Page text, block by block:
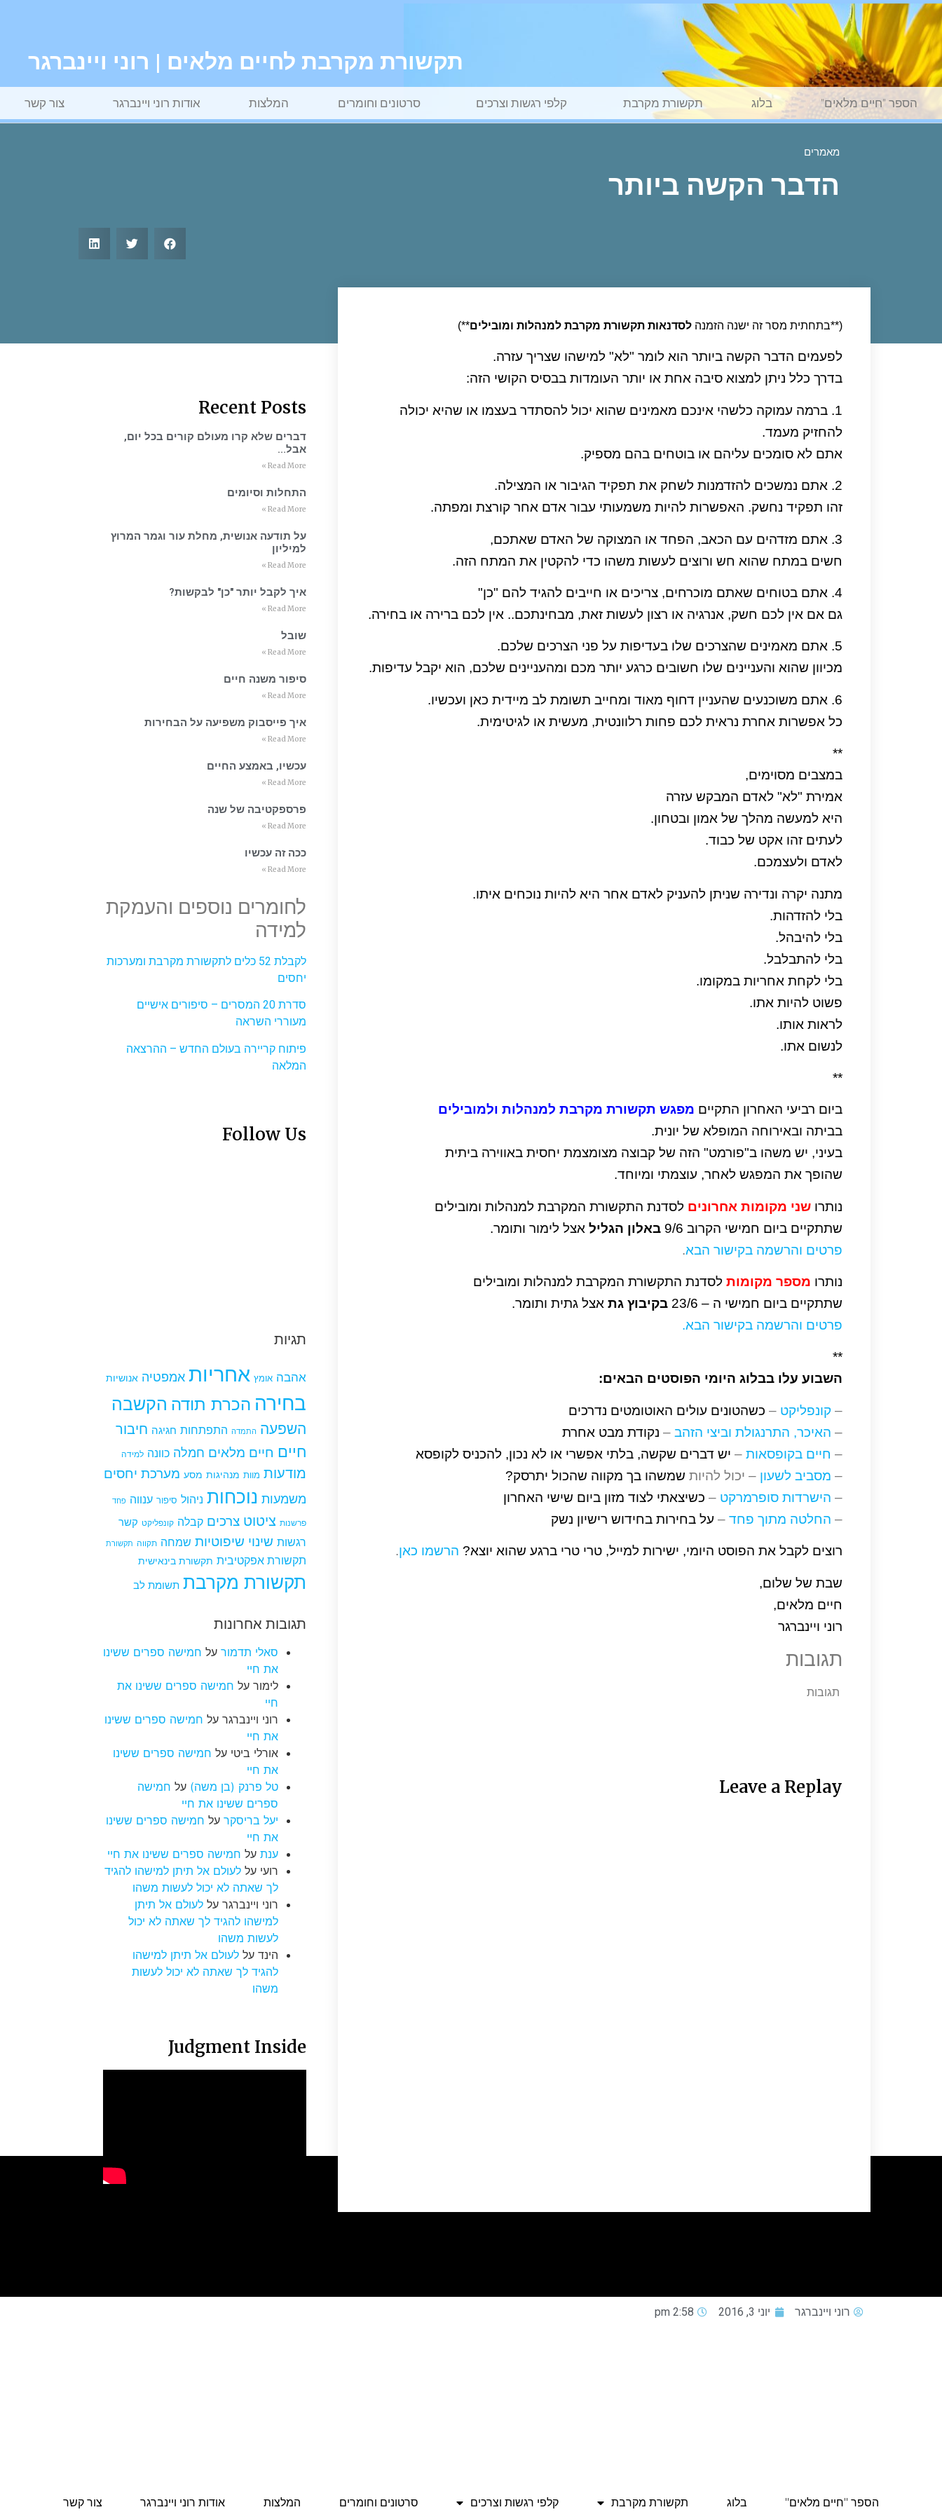
תקשורת מקרבת לחיים מלאים | רוני ויינברגר
הספר "חיים מלאים" בלוג תקשורת מקרבת קלפי רגשות וצרכים סרטונים וחומרים המלצות אודות רוני ויינברגר צור קשר
מאמרים
הדבר הקשה ביותר
(**בתחתית מסר זה ישנה הזמנה לסדנאות תקשורת מקרבת למנהלות ומובילים**)
לפעמים הדבר הקשה ביותר הוא לומר "לא" למישהו שצריך עזרה.
בדרך כלל ניתן למצוא סיבה אחת או יותר העומדות בבסיס הקושי הזה:
1. ברמה עמוקה כלשהי אינכם מאמינים שהוא יכול להסתדר בעצמו או שהיא יכולה
להחזיק מעמד.
אתם לא סומכים עליהם או בוטחים בהם מספיק.
2. אתם נמשכים להזדמנות לשחק את תפקיד הגיבור או המצילה.
זהו תפקיד נחשק. האפשרות להיות משמעותי עבור אדם אחר קורצת ומפתה.
3. אתם מזדהים עם הכאב, הפחד או המצוקה של האדם שאתכם,
חשים במתח שהוא חש ורוצים לעשות משהו כדי להקטין את המתח הזה.
4. אתם בטוחים שאתם מוכרחים, צריכים או חייבים להגיד להם "כן"
גם אם אין לכם חשק, אנרגיה או רצון לעשות זאת, מבחינתכם.. אין לכם ברירה או בחירה.
5. אתם מאמינים שהצרכים שלו בעדיפות על פני הצרכים שלכם.
מכיוון שהוא והעניינים שלו חשובים כרגע יותר מכם ומהעניינים שלכם, הוא יקבל עדיפות.
6. אתם משוכנעים שהעניין דחוף מאוד ומחייב תשומת לב מיידית כאן ועכשיו.
כל אפשרות אחרת נראית לכם פחות רלוונטית, מעשית או לגיטימית.
**
במצבים מסוימים,
אמירת "לא" לאדם המבקש עזרה
היא למעשה מהלך של אמון ובטחון.
לעתים זהו אקט של כבוד.
לאדם ולעצמכם.
מתנה יקרה ונדירה שניתן להעניק לאדם אחר היא להיות נוכחים איתו.
בלי להזדהות.
בלי להיבהל.
בלי להתבלבל.
בלי לקחת אחריות במקומו.
פשוט להיות אתו.
לראות אותו.
לנשום אתו.
**
ביום רביעי האחרון התקיים מפגש תקשורת מקרבת למנהלות ולמובילים
בביתה ובאירוחה המופלא של יונית.
בעיני, יש משהו ב"פורמט" הזה של קבוצה מצומצמת יחסית באווירה ביתית
שהופך את המפגש לאחר, עוצמתי ומיוחד.
נותרו שני מקומות אחרונים לסדנת התקשורת המקרבת למנהלות ומובילים
שתתקיים ביום חמישי הקרוב 9/6
באלון הגליל אצל לימור ותומר.
פרטים והרשמה בקישור הבא.
נותרו מספר מקומות לסדנת התקשורת המקרבת למנהלות ומובילים
שתתקיים ביום חמישי ה – 23/6
בקיבוץ גת אצל גתית ותומר.
פרטים והרשמה בקישור הבא.
**
השבוע עלו בבלוג היומי הפוסטים הבאים:
– קונפליקט – כשהטונים עולים האוטומטים נדרכים
– האיכר, התרנגולת וביצי הזהב – נקודת מבט אחרת
– חיים בקופסאות – יש דברים שקשה, בלתי אפשרי או לא נכון, להכניס לקופסא
– מסביב לשעון – יכול להיות שמשהו בך מקווה שהכול יתרסק?
– הישרדות סופרמרקט – כשיצאתי לצוד מזון ביום שישי האחרון
– החלטה מתוך פחד – על בחירות בחידוש רישיון נשק
רוצים לקבל את הפוסט היומי, ישירות למייל, טרי טרי ברגע שהוא יוצא? הרשמו כאן.
שבת של שלום,
חיים מלאים,
רוני ויינברגר
תגובות
תגובות
Leave a Replay
Recent Posts
דברים שלא קרו מעולם קורים בכל יום,
אבל…
Read More »
התחלות וסיומים
Read More »
על תודעה אנושית, מחלת עור וגמר המרוץ
למיליון
Read More »
איך לקבל יותר "כן" לבקשות?
Read More »
שובל
Read More »
סיפור משנה חיים
Read More »
איך פייסבוק משפיעה על הבחירות
Read More »
עכשיו, באמצע החיים
Read More »
פרספקטיבה של שנה
Read More »
ככה זה עכשיו
Read More »
לחומרים נוספים והעמקת
למידה
לקבלת 52 כלים לתקשורת מקרבת ומערכות
יחסים
סדרת 20 המסרים – סיפורים אישיים
מעוררי השראה
פיתוח קריירה בעולם החדש – ההרצאה
המלאה
Follow Us
תגיות
אהבה אומץ אחריות אמפטיה אנושיות
בחירה הכרת תודה הקשבה
השפעה התמדה התפתחות חגיגה חיבור
חיים חיים מלאים חמלה כוונה למידה
מודעות מוות מנהיגות מסע מערכת יחסים
משמעות נוכחות ניהול סיפור ענווה פחד
פרשנות ציטוט צרכים קבלה קונפליקט קשר
רגשות שינוי שיפוטיות שמחה תקווה תקשורת
תקשורת אפקטיבית תקשורת בינאישית
תקשורת מקרבת תשומת לב
תגובות אחרונות
סאלי תדמורעל חמישה ספרים ששינו
את חיי
לימורעל חמישה ספרים ששינו את
חיי
רוני ויינברגרעל חמישה ספרים ששינו
את חיי
אורלי ביטי על חמישה ספרים ששינו
את חיי
טל פרנק (בן משה) על חמישה
ספרים ששינו את חיי
יעל בריסקרעל חמישה ספרים ששינו
את חיי
ענתעל חמישה ספרים ששינו את חיי
רועי על לעולם אל תיתן למישהו להגיד
לך שאתה לא יכול לעשות משהו
רוני ויינברגרעל לעולם אל תיתן
למישהו להגיד לך שאתה לא יכול
לעשות משהו
הינדעל לעולם אל תיתן למישהו
להגיד לך שאתה לא יכול לעשות
משהו
Judgment Inside
רוני ויינברגר יוני 3, 2016 2:58 pm
הספר "חיים מלאים" בלוג תקשורת מקרבת קלפי רגשות וצרכים סרטונים וחומרים המלצות אודות רוני ויינברגר צור קשר